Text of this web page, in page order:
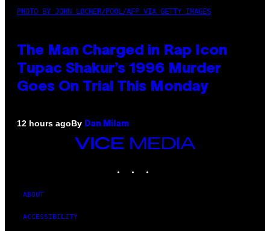
PHOTO BY JOHN LOCHER/POOL/AFP VIA GETTY IMAGES
The Man Charged in Rap Icon
Tupac Shakur’s 1996 Murder
Goes On Trial This Monday
12 hours agoBy Dan Milam
VICE
MEDIA
ABOUT
ACCESSIBILITY